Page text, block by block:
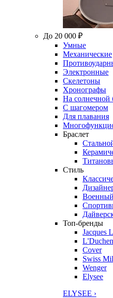
До 20 000 ₽
Умные
Механические
Электронные
Скелетоны
Хронографы
На солнечной
С шагомером
Для плавания
Браслет
Стиль
Топ-бренды
Jacques
L'Duchen
Cover
Swiss
Wenger
Elysee
ELYSEE ›